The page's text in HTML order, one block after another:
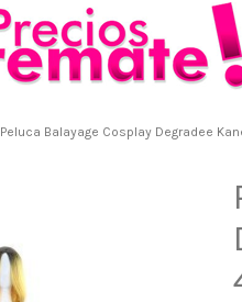
Peluca Balayage Cosplay Degradee